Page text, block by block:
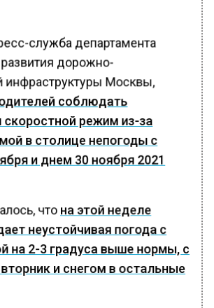
служба департамента
развития дорожно-
инфраструктуры Москвы,
соблюдать
режим из-за
в столице непогоды с
и днем 30 ноября 2021
что на этой неделе
неустойчивая погода с
на 2-3 градуса выше нормы, с
и снегом в остальные